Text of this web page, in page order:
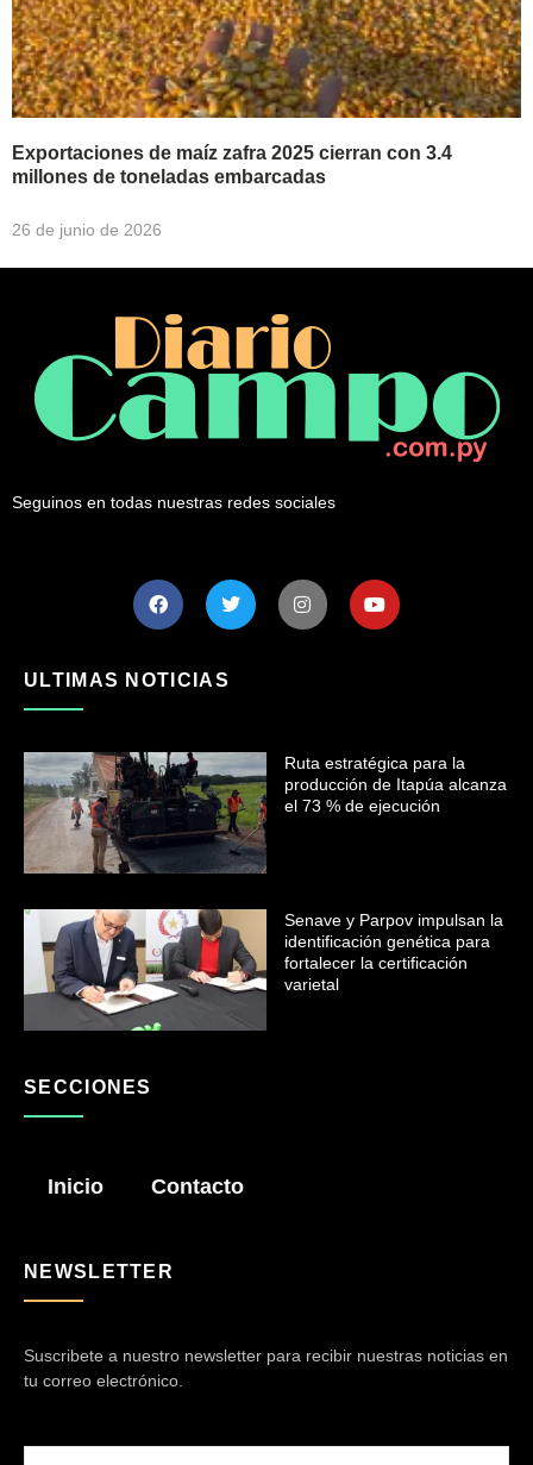
Exportaciones de maíz zafra 2025 cierran con 3.4
millones de toneladas embarcadas
26 de junio de 2026
Seguinos en todas nuestras redes sociales
ULTIMAS NOTICIAS
Ruta estratégica para la
producción de Itapúa alcanza
el 73 % de ejecución
Senave y Parpov impulsan la
identificación genética para
fortalecer la certificación
varietal
SECCIONES
Inicio Contacto
NEWSLETTER
Suscribete a nuestro newsletter para recibir nuestras noticias en
tu correo electrónico.